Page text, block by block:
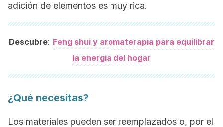
adición de elementos es muy rica.
Descubre: Feng shui y aromaterapia para equilibrar
la energía del hogar
¿Qué necesitas?
Los materiales pueden ser reemplazados o, por el